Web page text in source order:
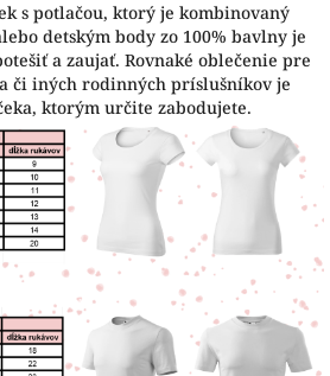
s potlačou, ktorý je kombinovaný
detským body zo 100% bavlny je
a zaujať. Rovnaké oblečenie pre
či iných rodinných príslušníkov je
ktorým určite zabodujete.